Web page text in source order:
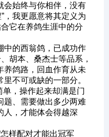
会始终与你相伴，没有
，我更愿意将其定义为
它在养鸽生涯中的分
中的西翁鸽，已成功作
胡本、桑杰士等品系，
养鸽路，回血作育从未
不可或缺的一部分。
单，操作起来却满是门
题、需要做出多少两难
人，才能体会得越深
样配对才能出冠军